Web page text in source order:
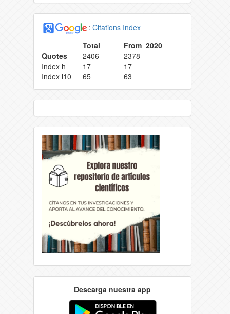
: Citations Index
Total
From 2020
Quotes
2406
2378
Index h
17
17
Index i10
65 63
Descarga nuestra app